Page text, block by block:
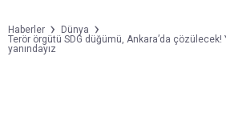
Haberler
Dünya
Terör örgütü SDG düğümü, Ankara’da çözülecek!
yanındayız